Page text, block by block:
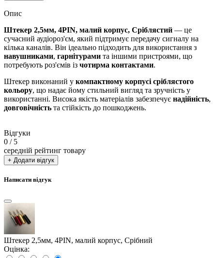
Опис
Штекер 2,5мм, 4PIN, малий корпус, Сріблястий — це
сучасний аудіороз'єм, який підтримує передачу сигналу на
кілька каналів. Він ідеально підходить для використання з
навушниками, гарнітурами та іншими пристроями, що
потребують роз'ємів із чотирма контактами.
Штекер виконаний у компактному корпусі сріблястого
кольору, що надає йому стильний вигляд та зручність у
використанні. Висока якість матеріалів забезпечує надійність,
довговічність та стійкість до пошкоджень.
Відгуки
0 / 5
середній рейтинг товару
+ Додати відгук
Написати відгук
Штекер 2,5мм, 4PIN, малий корпус, Срібний
Оцінка: